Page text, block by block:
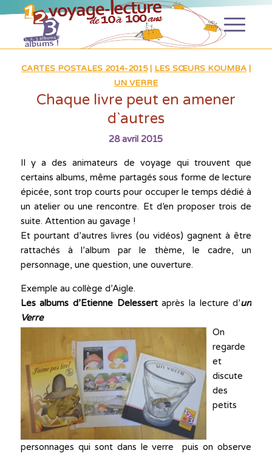
CARTES POSTALES 2014-2015| LES SŒURS KOUMBA|
UN VERRE
Chaque livre peut en amener
d`autres
28 avril 2015
Il y a des animateurs de voyage qui trouvent que
certains albums, même partagés sous forme de lecture
épicée, sont trop courts pour occuper le temps dédié à
un atelier ou une rencontre. Et d’en proposer trois de
suite. Attention au gavage !
Et pourtant d’autres livres (ou vidéos) gagnent à être
rattachés à l’album par le thème, le cadre, un
personnage, une question, une ouverture.
Exemple au collège d’Aigle.
Les albums d’Etienne Delessertaprès la lecture d’un
Verre
On
regarde
et
discute
des
petits
personnages qui sont dans le verre puis on observe